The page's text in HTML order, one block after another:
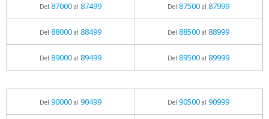
Del 87000al 87499 Del 87500al 87999
Del 88000al 88499 Del 88500al 88999
Del 89000al 89499 Del 89500al 89999
Del 90000al 90499 Del 90500al 90999